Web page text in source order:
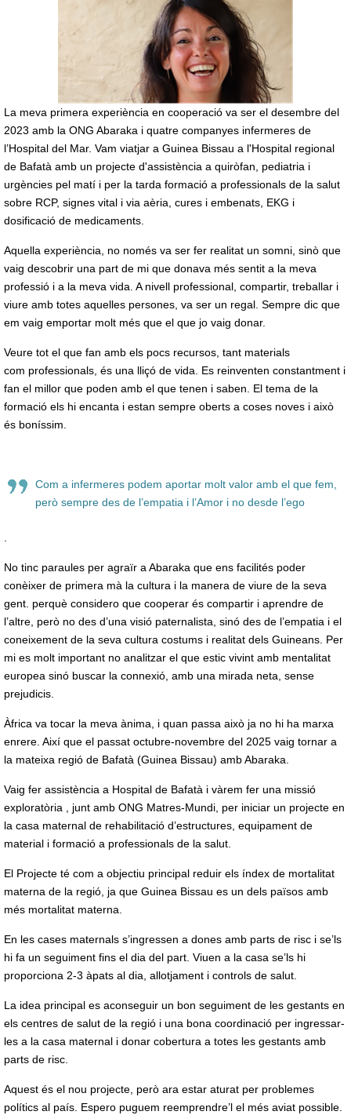
La meva primera experiència en cooperació va ser el desembre del
2023 amb la ONG Abaraka i quatre companyes infermeres de
l’Hospital del Mar. Vam viatjar a Guinea Bissau a l'Hospital regional
de Bafatà amb un projecte d'assistència a quiròfan, pediatria i
urgències pel matí i per la tarda formació a professionals de la salut
sobre RCP, signes vital i via aèria, cures i embenats, EKG i
dosificació de medicaments.
Aquella experiència, no només va ser fer realitat un somni, sinò que
vaig descobrir una part de mi que donava més sentit a la meva
professió i a la meva vida. A nivell professional, compartir, treballar i
viure amb totes aquelles persones, va ser un regal. Sempre dic que
em vaig emportar molt més que el que jo vaig donar.
Veure tot el que fan amb els pocs recursos, tant materials
com professionals, és una lliçó de vida. Es reinventen constantment i
fan el millor que poden amb el que tenen i saben. El tema de la
formació els hi encanta i estan sempre oberts a coses noves i això
és boníssim.
Com a infermeres podem aportar molt valor amb el que fem,
però sempre des de l’empatia i l’Amor i no desde l’ego
.
No tinc paraules per agraïr a Abaraka que ens facilités poder
conèixer de primera mà la cultura i la manera de viure de la seva
gent. perquè considero que cooperar és compartir i aprendre de
l’altre, però no des d’una visió paternalista, sinó des de l’empatia i el
coneixement de la seva cultura costums i realitat dels Guineans. Per
mi es molt important no analitzar el que estic vivint amb mentalitat
europea sinó buscar la connexió, amb una mirada neta, sense
prejudicis.
Àfrica va tocar la meva ànima, i quan passa això ja no hi ha marxa
enrere. Així que el passat octubre-novembre del 2025 vaig tornar a
la mateixa regió de Bafatà (Guinea Bissau) amb Abaraka.
Vaig fer assistència a Hospital de Bafatà i vàrem fer una missió
exploratòria , junt amb ONG Matres-Mundi, per iniciar un projecte en
la casa maternal de rehabilitació d’estructures, equipament de
material i formació a professionals de la salut.
El Projecte té com a objectiu principal reduir els índex de mortalitat
materna de la regió, ja que Guinea Bissau es un dels països amb
més mortalitat materna.
En les cases maternals s’ingressen a dones amb parts de risc i se’ls
hi fa un seguiment fins el dia del part. Viuen a la casa se’ls hi
proporciona 2-3 àpats al dia, allotjament i controls de salut.
La idea principal es aconseguir un bon seguiment de les gestants en
els centres de salut de la regió i una bona coordinació per ingressar-
les a la casa maternal i donar cobertura a totes les gestants amb
parts de risc.
Aquest és el nou projecte, però ara estar aturat per problemes
polítics al país. Espero puguem reemprendre’l el més aviat possible.